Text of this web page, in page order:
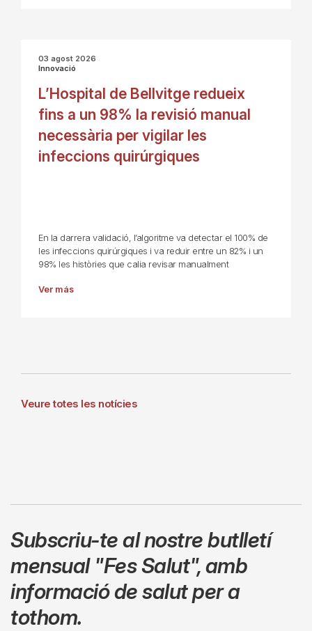
03 agost 2026
Innovació
L’Hospital de Bellvitge redueix
fins a un 98% la revisió manual
necessària per vigilar les
infeccions quirúrgiques
En la darrera validació, l’algoritme va detectar el 100% de
les infeccions quirúrgiques i va reduir entre un 82% i un
98% les històries que calia revisar manualment
Ver más
Veure totes les notícies
Subscriu-te al nostre butlletí
mensual "Fes Salut",amb
informació de salut per a
tothom.